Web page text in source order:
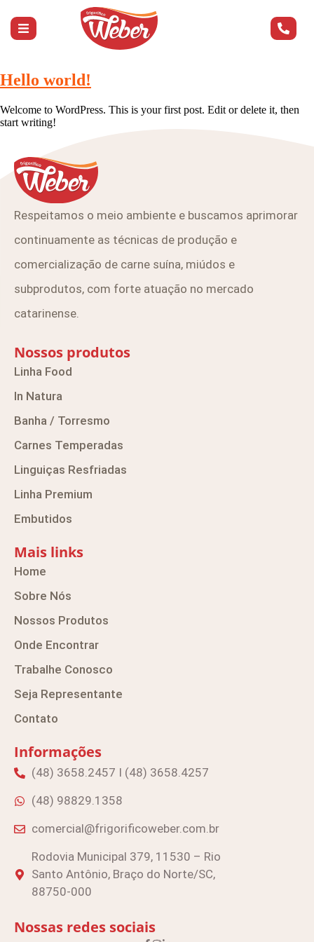
Hello world!
Welcome to WordPress. This is your first post. Edit or delete it, then
start writing!
Respeitamos o meio ambiente e buscamos aprimorar
continuamente as técnicas de produção e
comercialização de carne suína, miúdos e
subprodutos, com forte atuação no mercado
catarinense.
Nossos produtos
Linha Food
In Natura
Banha / Torresmo
Carnes Temperadas
Linguiças Resfriadas
Linha Premium
Embutidos
Mais links
Home
Sobre Nós
Nossos Produtos
Onde Encontrar
Trabalhe Conosco
Seja Representante
Contato
Informações
(48) 3658.2457 I (48) 3658.4257
(48) 98829.1358
comercial@frigorificoweber.com.br
Rodovia Municipal 379, 11530 – Rio
Santo Antônio, Braço do Norte/SC,
88750-000
Nossas redes sociais